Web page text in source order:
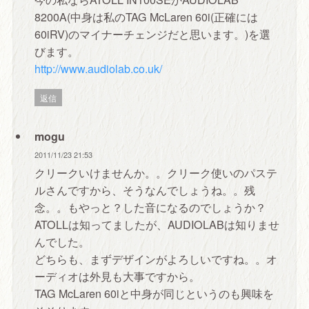
8200A(中身は私のTAG McLaren 60i(正確には
60iRV)のマイナーチェンジだと思います。)を選
びます。
http://www.audiolab.co.uk/
返信
mogu
2011/11/23 21:53
クリークいけませんか。。クリーク使いのパステ
ルさんですから、そうなんでしょうね。。残
念。。もやっと？した音になるのでしょうか？
ATOLLは知ってましたが、AUDIOLABは知りませ
んでした。
どちらも、まずデザインがよろしいですね。。オ
ーディオは外見も大事ですから。
TAG McLaren 60iと中身が同じというのも興味を